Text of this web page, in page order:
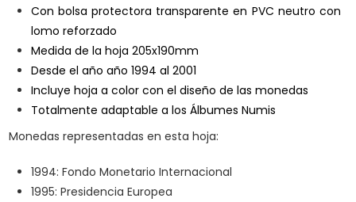
Con bolsa protectora transparente en PVC neutro con
lomo reforzado
Medida de la hoja 205x190mm
Desde el año año 1994 al 2001
Incluye hoja a color con el diseño de las monedas
Totalmente adaptable a los Álbumes Numis
Monedas representadas en esta hoja:
1994: Fondo Monetario Internacional
1995: Presidencia Europea